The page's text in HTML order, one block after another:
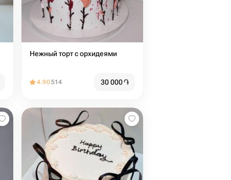
Нежный торт с орхидеями
4.90514 30 000֏